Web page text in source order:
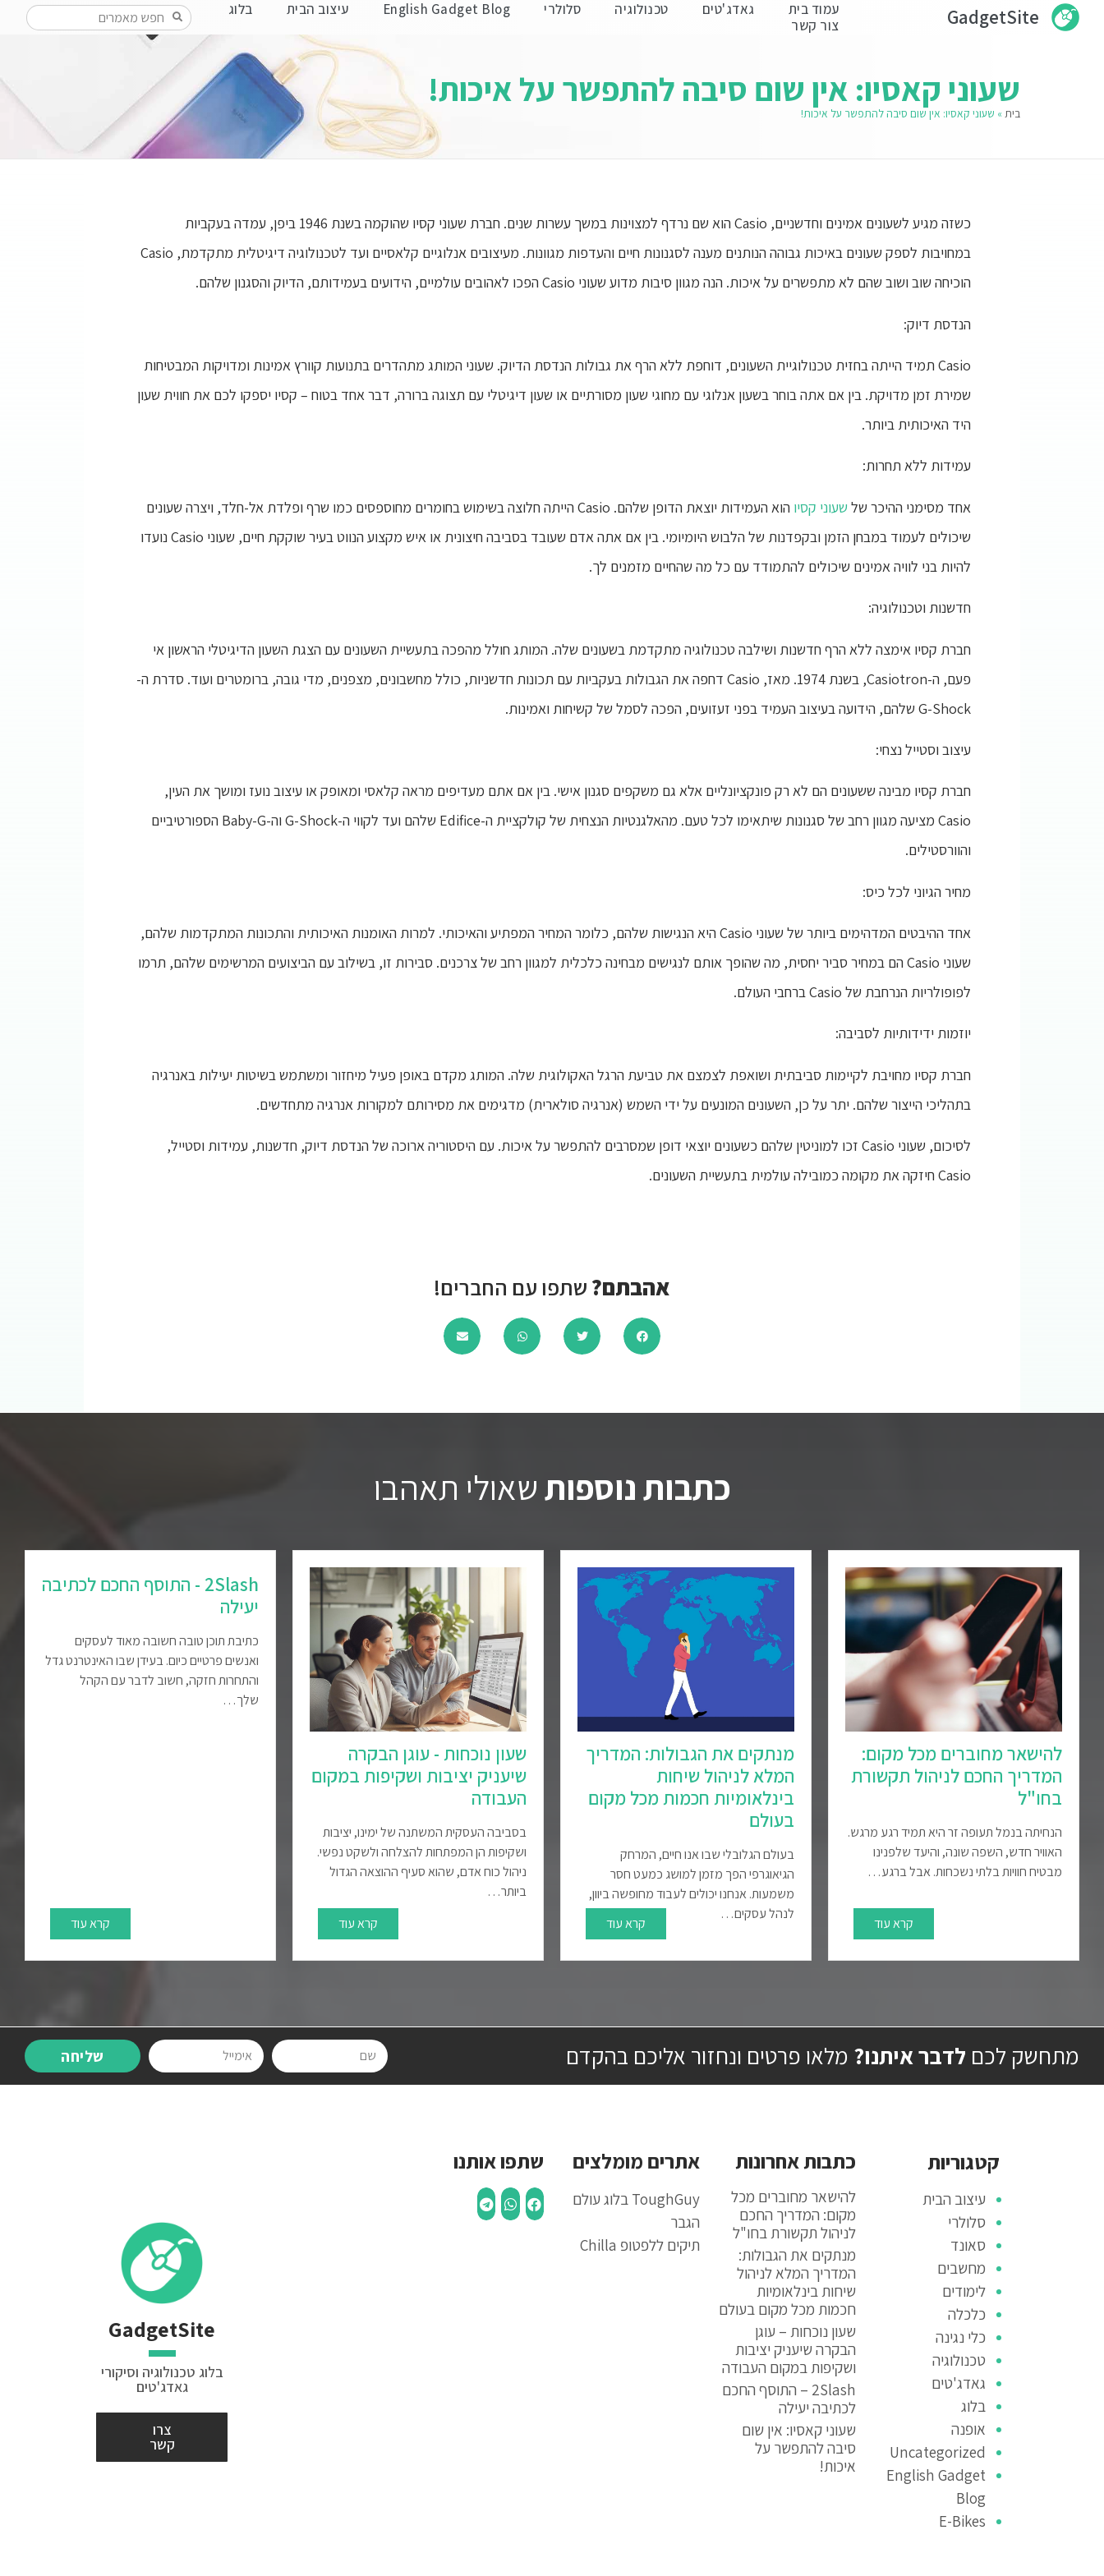
GadgetSite עמוד בית גאדג'טים טכנולוגיה סלולרי English Gadget Blog עיצוב הבית
בלוג
צור קשר
שעוני קאסיו: אין שום סיבה להתפשר על איכות!
בית » שעוני קאסיו: אין שום סיבה להתפשר על איכות!
כשזה מגיע לשעונים אמינים וחדשניים, Casio הוא שם נרדף למצוינות במשך עשרות שנים. חברת שעוני קסיו שהוקמה בשנת 1946 ביפן, עמדה בעקביות
במחויבות לספק שעונים באיכות גבוהה הנותנים מענה לסגנונות חיים והעדפות מגוונות. מעיצובים אנלוגיים קלאסיים ועד לטכנולוגיה דיגיטלית מתקדמת, Casio
הוכיחה שוב ושוב שהם לא מתפשרים על איכות. הנה מגוון סיבות מדוע שעוני Casio הפכו לאהובים עולמיים, הידועים בעמידותם, הדיוק והסגנון שלהם.
הנדסת דיוק:
Casio תמיד הייתה בחזית טכנולוגיית השעונים, דוחפת ללא הרף את גבולות הנדסת הדיוק. שעוני המותג מתהדרים בתנועות קוורץ אמינות ומדויקות המבטיחות
שמירת זמן מדויקת. בין אם אתה בוחר בשעון אנלוגי עם מחוגי שעון מסורתיים או שעון דיגיטלי עם תצוגה ברורה, דבר אחד בטוח – קסיו יספקו לכם את חווית שעון
היד האיכותית ביותר.
עמידות ללא תחרות:
אחד מסימני ההיכר של שעוני קסיו
הוא העמידות יוצאת הדופן שלהם. Casio הייתה חלוצה בשימוש בחומרים מחוספסים כמו שרף ופלדת אל-חלד, ויצרה שעונים
שיכולים לעמוד במבחן הזמן ובקפדנות של הלבוש היומיומי. בין אם אתה אדם שעובד בסביבה חיצונית או איש מקצוע הנווט בעיר שוקקת חיים, שעוני Casio נועדו
להיות בני לוויה אמינים שיכולים להתמודד עם כל מה שהחיים מזמנים לך.
חדשנות וטכנולוגיה:
חברת קסיו אימצה ללא הרף חדשנות ושילבה טכנולוגיה מתקדמת בשעונים שלה. המותג חולל מהפכה בתעשיית השעונים עם הצגת השעון הדיגיטלי הראשון אי
פעם, ה-Casiotron, בשנת 1974. מאז, Casio דחפה את הגבולות בעקביות עם תכונות חדשניות, כולל מחשבונים, מצפנים, מדי גובה, ברומטרים ועוד. סדרת ה-
G-Shock שלהם, הידועה בעיצוב העמיד בפני זעזועים, הפכה לסמל של קשיחות ואמינות.
עיצוב וסטייל נצחי:
חברת קסיו מבינה ששעונים הם לא רק פונקציונליים אלא גם משקפים סגנון אישי. בין אם אתם מעדיפים מראה קלאסי ומאופק או עיצוב נועז ומושך את העין,
Casio מציעה מגוון רחב של סגנונות שיתאימו לכל טעם. מהאלגנטיות הנצחית של קולקציית ה-Edifice שלהם ועד לקווי ה-G-Shock וה-Baby-G הספורטיביים
והוורסטילים.
מחיר הגיוני לכל כיס:
אחד ההיבטים המדהימים ביותר של שעוני Casio היא הנגישות שלהם, כלומר המחיר המפתיע והאיכותי. למרות האומנות האיכותית והתכונות המתקדמות שלהם,
שעוני Casio הם במחיר סביר יחסית, מה שהופך אותם לנגישים מבחינה כלכלית למגוון רחב של צרכנים. סבירות זו, בשילוב עם הביצועים המרשימים שלהם, תרמו
לפופולריות הנרחבת של Casio ברחבי העולם.
יוזמות ידידותיות לסביבה:
חברת קסיו מחויבת לקיימות סביבתית ושואפת לצמצם את טביעת הרגל האקולוגית שלה. המותג מקדם באופן פעיל מיחזור ומשתמש בשיטות יעילות באנרגיה
בתהליכי הייצור שלהם. יתר על כן, השעונים המונעים על ידי השמש (אנרגיה סולארית) מדגימים את מסירותם למקורות אנרגיה מתחדשים.
לסיכום, שעוני Casio זכו למוניטין שלהם כשעונים יוצאי דופן שמסרבים להתפשר על איכות. עם היסטוריה ארוכה של הנדסת דיוק, חדשנות, עמידות וסטייל,
Casio חיזקה את מקומה כמובילה עולמית בתעשיית השעונים.
אהבתם?שתפו עם החברים!
כתבות נוספותשאולי תאהבו
להישאר מחוברים מכל מקום:
המדריך החכם לניהול תקשורת
בחו"ל
הנחיתה בנמל תעופה זר היא תמיד רגע מרגש.
האוויר חדש, השפה שונה, והיעד שלפנינו
מבטיח חוויות בלתי נשכחות. אבל ברגע…
קרא עוד
מנתקים את הגבולות: המדריך
המלא לניהול שיחות
בינלאומיות חכמות מכל מקום
בעולם
בעולם הגלובלי שבו אנו חיים, המרחק
הגיאוגרפי הפך מזמן למושג כמעט חסר
משמעות. אנחנו יכולים לעבוד מחופשה ביוון,
לנהל עסקים…
קרא עוד
שעון נוכחות - עוגן הבקרה
שיעניק יציבות ושקיפות במקום
העבודה
בסביבה העסקית המשתנה של ימינו, יציבות
ושקיפות הן המפתחות להצלחה ולשקט נפשי.
ניהול כוח אדם, שהוא סעיף ההוצאה הגדול
ביותר…
קרא עוד
2Slash - התוסף החכם לכתיבה
יעילה
כתיבת תוכן טובה חשובה מאוד לעסקים
ואנשים פרטיים כיום. בעידן שבו האינטרנט גדל
והתחרות חזקה, חשוב לדבר עם הקהל
שלך…
קרא עוד
מתחשק לכם לדבר איתנו? מלאו פרטים ונחזור אליכם בהקדם שליחה
קטגוריות
עיצוב הבית
סלולרי
סאונד
מחשבים
לימודים
כלכלה
כלי נגינה
טכנולוגיה
גאדג'טים
בלוג
אופנה
Uncategorized
English Gadget
Blog
E-Bikes
כתבות אחרונות
להישאר מחוברים מכל
מקום: המדריך החכם
לניהול תקשורת בחו"ל
מנתקים את הגבולות:
המדריך המלא לניהול
שיחות בינלאומיות
חכמות מכל מקום בעולם
שעון נוכחות – עוגן
הבקרה שיעניק יציבות
ושקיפות במקום העבודה
2Slash – התוסף החכם
לכתיבה יעילה
שעוני קאסיו: אין שום
סיבה להתפשר על
איכות!
אתרים מומלצים
ToughGuy בלוג עולם
הגבר
תיקים ללפטופ Chilla
שתפו אותנו
GadgetSite
בלוג טכנולוגיה וסיקורי
גאדג'טים
צרו
קשר